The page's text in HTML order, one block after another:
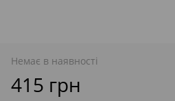
Немає в наявності
415 грн